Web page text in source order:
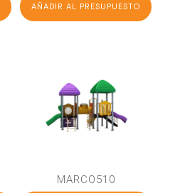
AÑADIR AL PRESUPUESTO
MARCO510